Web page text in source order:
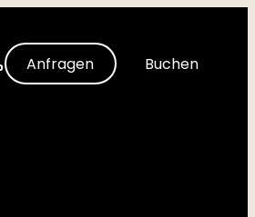
Anfragen Buchen